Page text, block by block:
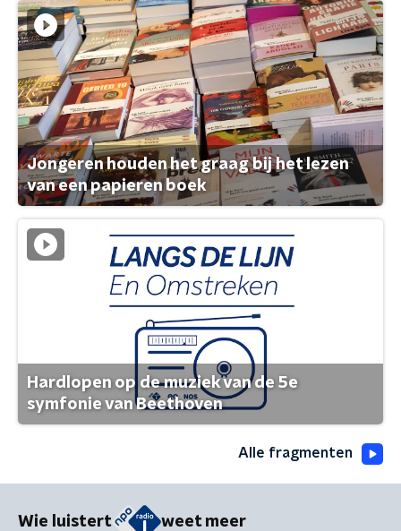
Jongeren houden het graag bij het lezen
van een papieren boek
Hardlopen op de muziek van de 5e
symfonie van Beethoven
Alle fragmenten
Wie luistert weet meer